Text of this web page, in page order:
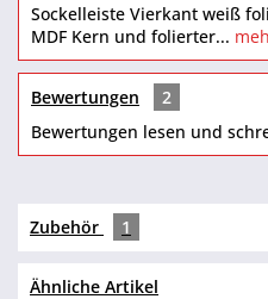
Sockelleiste Vierkant weiß
MDF Kern und folierter...
Bewertungen
2
Bewertungen lesen und
Zubehör 1
Ähnliche Artikel